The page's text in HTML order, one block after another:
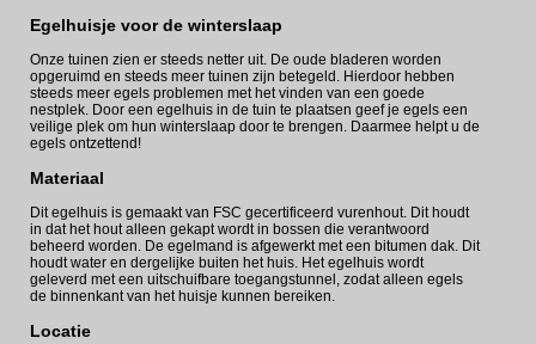
Egelhuisje voor de winterslaap
Onze tuinen zien er steeds netter uit. De oude bladeren worden
opgeruimd en steeds meer tuinen zijn betegeld. Hierdoor hebben
steeds meer egels problemen met het vinden van een goede
nestplek. Door een egelhuis in de tuin te plaatsen geef je egels een
veilige plek om hun winterslaap door te brengen. Daarmee helpt u de
egels ontzettend!
Materiaal
Dit egelhuis is gemaakt van FSC gecertificeerd vurenhout. Dit houdt
in dat het hout alleen gekapt wordt in bossen die verantwoord
beheerd worden. De egelmand is afgewerkt met een bitumen dak. Dit
houdt water en dergelijke buiten het huis. Het egelhuis wordt
geleverd met een uitschuifbare toegangstunnel, zodat alleen egels
de binnenkant van het huisje kunnen bereiken.
Locatie